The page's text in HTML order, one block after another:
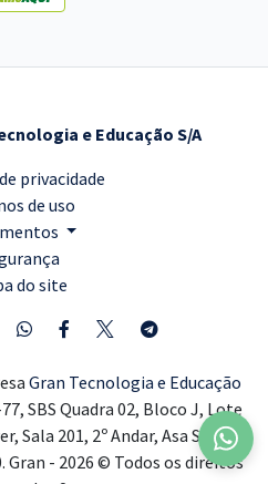
e Educação S/A
privacidade
de uso
do site
Gran Tecnologia e Educação
SBS Quadra 02, Bloco J, Lote
Sala 201, 2º Andar, Asa Sul,
Gran - 2026 © Todos os direitos